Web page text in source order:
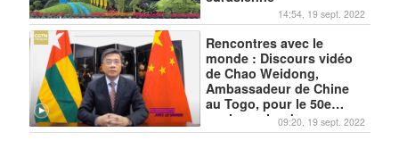
14:54, 19 sept. 2022
Rencontres avec le
monde : Discours vidéo
de Chao Weidong,
Ambassadeur de Chine
au Togo, pour le 50e
anniversaire des
relations Chine-Togo
09:20, 19 sept. 2022